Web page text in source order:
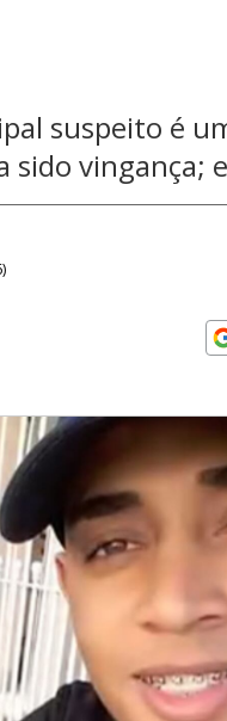
suspeito é
vingança;
)